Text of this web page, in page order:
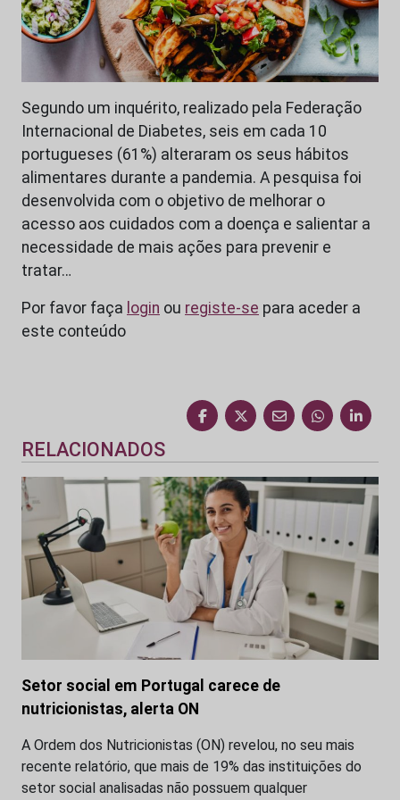
Segundo um inquérito, realizado pela Federação
Internacional de Diabetes, seis em cada 10
portugueses (61%) alteraram os seus hábitos
alimentares durante a pandemia. A pesquisa foi
desenvolvida com o objetivo de melhorar o
acesso aos cuidados com a doença e salientar a
necessidade de mais ações para prevenir e
tratar…
Por favor faça login ou registe-se para aceder a
este conteúdo
RELACIONADOS
Setor social em Portugal carece de
nutricionistas, alerta ON
A Ordem dos Nutricionistas (ON) revelou, no seu mais
recente relatório, que mais de 19% das instituições do
setor social analisadas não possuem qualquer